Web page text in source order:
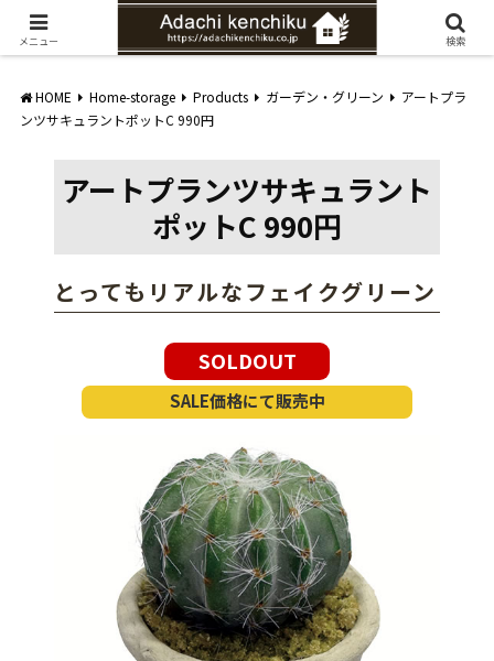
愛知県みよし市の工務店。自然素材を使ったナチュラルな家づくりをご提案
HOME Home-storage Products ガーデン・グリーン
アートプラ
ンツサキュラントポットC 990円
アートプランツサキュラント
ポットC 990円
とってもリアルなフェイクグリーン
SOLDOUT
SALE価格にて販売中
メニュー 検索